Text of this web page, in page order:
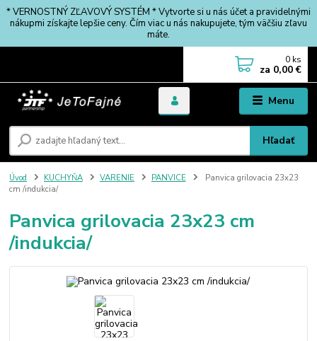
* VERNOSTNÝ ZĽAVOVÝ SYSTÉM * Vytvorte si u nás účet a pravidelnými
nákupmi získajte lepšie ceny. Čím viac u nás nakupujete, tým väčšiu zľavu
máte.
Menu
Hľadať
0 ks
za 0,00 €
Úvod KUCHYŇA VARENIE PANVICE
Panvica grilovacia 23x23
cm /indukcia/
Panvica grilovacia 23x23 cm
/indukcia/